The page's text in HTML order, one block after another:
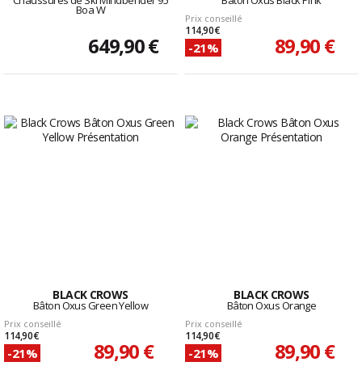
Boa W
649,90 €
Prix conseillé
114,90 €
-21% 89,90 €
BLACK CROWS
Bâton Oxus Green Yellow
Prix conseillé
114,90 €
-21% 89,90 €
BLACK CROWS
Bâton Oxus Orange
Prix conseillé
114,90 €
-21% 89,90 €